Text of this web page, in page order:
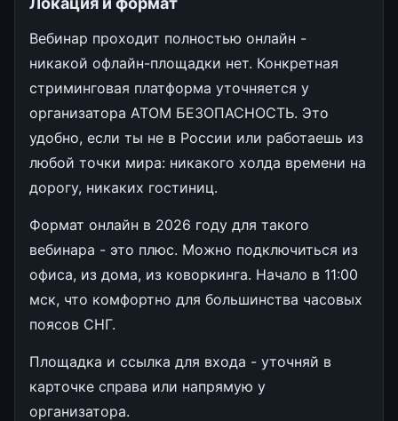
Вебинар проходит полностью онлайн -
никакой офлайн-площадки нет. Конкретная
стриминговая платформа уточняется у
организатора АТОМ БЕЗОПАСНОСТЬ. Это
удобно, если ты не в России или работаешь из
любой точки мира: никакого холда времени на
дорогу, никаких гостиниц.
Формат онлайн в 2026 году для такого
вебинара - это плюс. Можно подключиться из
офиса, из дома, из коворкинга. Начало в 11:00
мск, что комфортно для большинства часовых
поясов СНГ.
Площадка и ссылка для входа - уточняй в
карточке справа или напрямую у
организатора.